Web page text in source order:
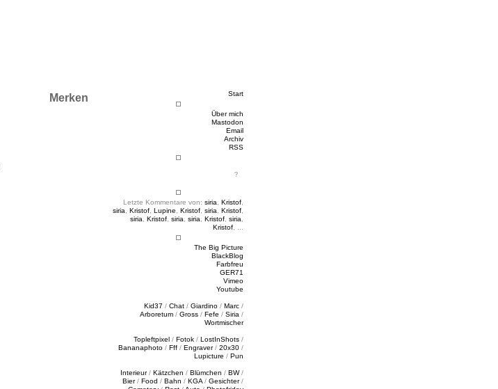
Start
Über mich
Mastodon
Email
Archiv
RSS
Letzte Kommentare von: siria Kristof
siria
Kristof Lupine Kristof siria Kristof
siria
Kristof siria siria Kristof siria
Kristof
The Big Picture
BlackBlog
Farbfreu
GER71
Vimeo
Youtube
Kid37 / Chat / Giardino / Marc /
Arboretum / Gross / Fefe / Siria /
Wortmischer
Topleftpixel / Fotok / LostInShots /
Bananaphoto / Fff / Engraver/ 20x30 /
Lupicture / Pun
Interieur/ Kätzchen / Blümchen / BW/
Bier/ Food / Bahn / KGA / Gesichter/
Merken